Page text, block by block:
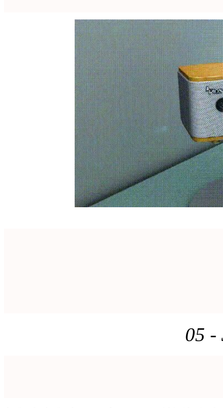
05 -